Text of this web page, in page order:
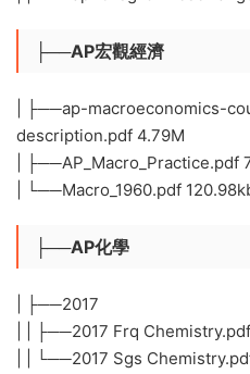
├──AP宏觀經濟
| ├──ap-macroeconomics-
description.pdf 4.79M
| ├──AP_Macro_Practice.pdf
| └──Macro_1960.pdf
├──AP化學
| ├──2017
| | ├──2017 Frq
| | └──2017 Sgs